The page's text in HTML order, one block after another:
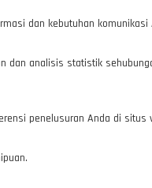
dan kebutuhan komunikasi
dan analisis statistik
penelusuran Anda di situs